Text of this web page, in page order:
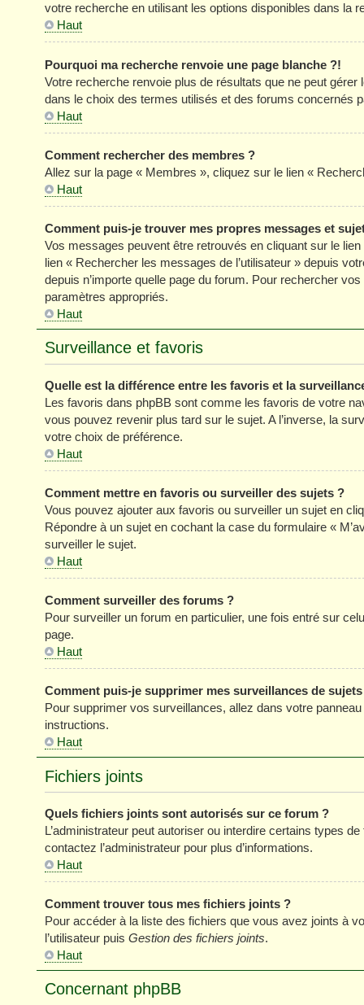
votre recherche en utilisant les options disponibles dans la
Haut
Pourquoi ma recherche renvoie une page blanche ?!
Votre recherche renvoie plus de résultats que ne peut
dans le choix des termes utilisés et des forums concernés
Haut
Comment rechercher des membres ?
Allez sur la page « Membres », cliquez sur le lien «
Haut
Comment puis-je trouver mes propres messages et
Vos messages peuvent être retrouvés en cliquant sur le
lien « Rechercher les messages de l’utilisateur » depuis
depuis n’importe quelle page du forum. Pour rechercher
paramètres appropriés.
Haut
Surveillance et favoris
Quelle est la différence entre les favoris et la
Les favoris dans phpBB sont comme les favoris de votre
vous pouvez revenir plus tard sur le sujet. A l’inverse, la
votre choix de préférence.
Haut
Comment mettre en favoris ou surveiller des sujets ?
Vous pouvez ajouter aux favoris ou surveiller un sujet en
Répondre à un sujet en cochant la case du formulaire «
surveiller le sujet.
Haut
Comment surveiller des forums ?
Pour surveiller un forum en particulier, une fois entré sur
page.
Haut
Comment puis-je supprimer mes surveillances de
Pour supprimer vos surveillances, allez dans votre
instructions.
Haut
Fichiers joints
Quels fichiers joints sont autorisés sur ce forum ?
L’administrateur peut autoriser ou interdire certains types
contactez l’administrateur pour plus d’informations.
Haut
Comment trouver tous mes fichiers joints ?
Pour accéder à la liste des fichiers que vous avez joints à
l’utilisateur puis Gestion des fichiers joints.
Haut
Concernant phpBB